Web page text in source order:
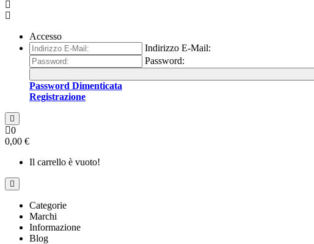
Accesso
Indirizzo E-Mail:
Password:
Password Dimenticata
Registrazione
0
0,00 €
Il carrello è vuoto!
Categorie
Marchi
Informazione
Blog